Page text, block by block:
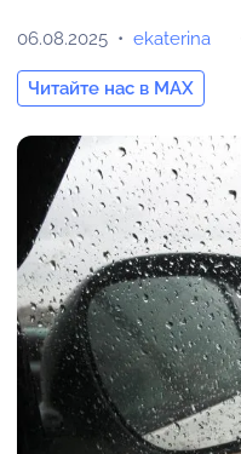
06.08.2025 ekaterina
Читайте нас в MAX